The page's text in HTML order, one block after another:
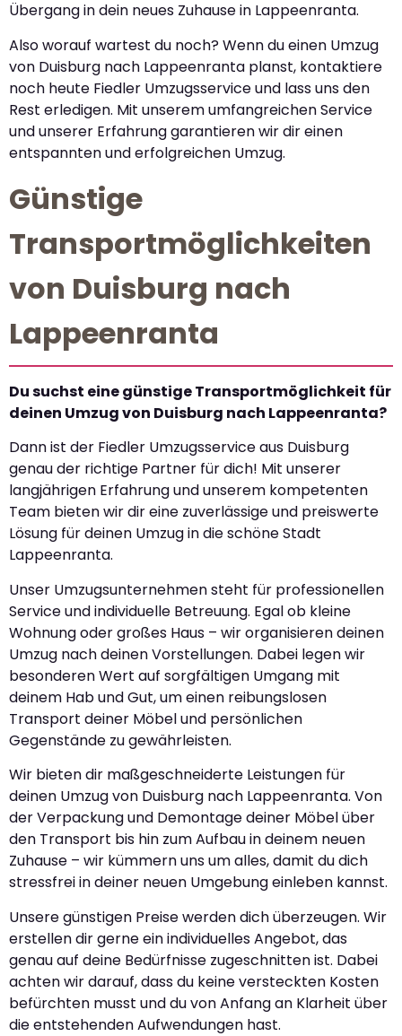
Übergang in dein neues Zuhause in Lappeenranta.
Also worauf wartest du noch? Wenn du einen Umzug
von Duisburg nach Lappeenranta planst, kontaktiere
noch heute Fiedler Umzugsservice und lass uns den
Rest erledigen. Mit unserem umfangreichen Service
und unserer Erfahrung garantieren wir dir einen
entspannten und erfolgreichen Umzug.
Günstige
Transportmöglichkeiten
von Duisburg nach
Lappeenranta
Du suchst eine günstige Transportmöglichkeit für
deinen Umzug von Duisburg nach Lappeenranta?
Dann ist der Fiedler Umzugsservice aus Duisburg
genau der richtige Partner für dich! Mit unserer
langjährigen Erfahrung und unserem kompetenten
Team bieten wir dir eine zuverlässige und preiswerte
Lösung für deinen Umzug in die schöne Stadt
Lappeenranta.
Unser Umzugsunternehmen steht für professionellen
Service und individuelle Betreuung. Egal ob kleine
Wohnung oder großes Haus – wir organisieren deinen
Umzug nach deinen Vorstellungen. Dabei legen wir
besonderen Wert auf sorgfältigen Umgang mit
deinem Hab und Gut, um einen reibungslosen
Transport deiner Möbel und persönlichen
Gegenstände zu gewährleisten.
Wir bieten dir maßgeschneiderte Leistungen für
deinen Umzug von Duisburg nach Lappeenranta. Von
der Verpackung und Demontage deiner Möbel über
den Transport bis hin zum Aufbau in deinem neuen
Zuhause – wir kümmern uns um alles, damit du dich
stressfrei in deiner neuen Umgebung einleben kannst.
Unsere günstigen Preise werden dich überzeugen. Wir
erstellen dir gerne ein individuelles Angebot, das
genau auf deine Bedürfnisse zugeschnitten ist. Dabei
achten wir darauf, dass du keine versteckten Kosten
befürchten musst und du von Anfang an Klarheit über
die entstehenden Aufwendungen hast.